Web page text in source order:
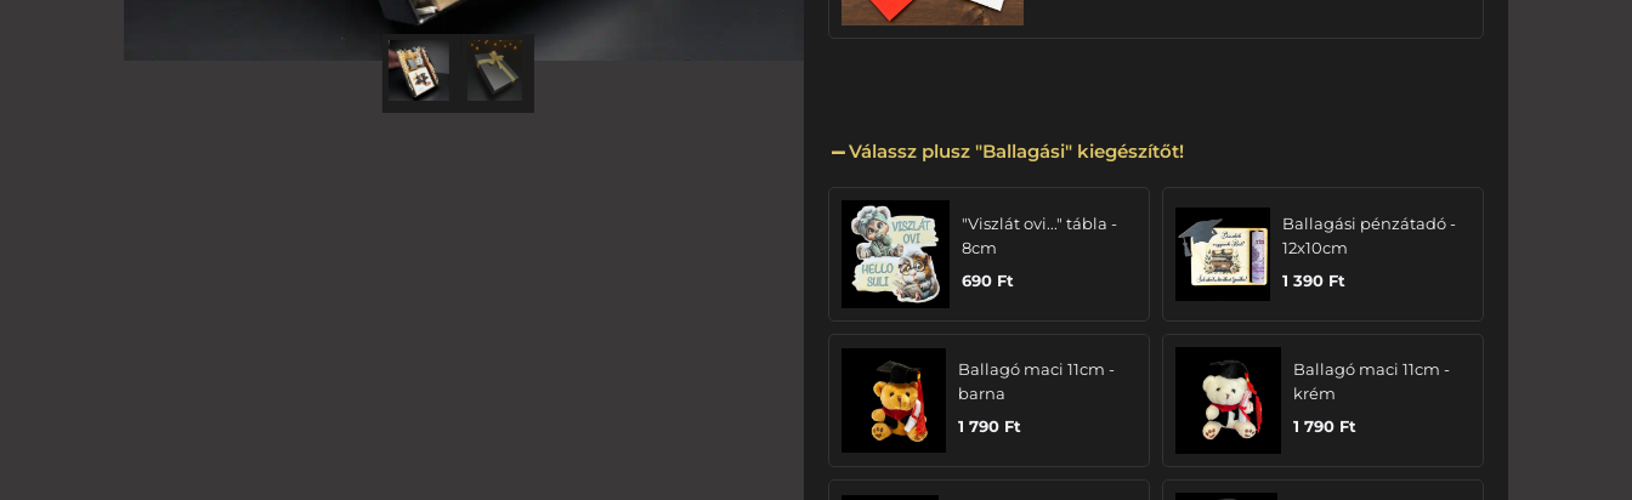
Válassz plusz "Ballagási" kiegészítőt!
"Viszlát ovi..." tábla -
8cm
690 Ft
Ballagási pénzátadó -
12x10cm
1 390 Ft
Ballagó maci 11cm -
barna
1 790 Ft
Ballagó maci 11cm -
krém
1 790 Ft